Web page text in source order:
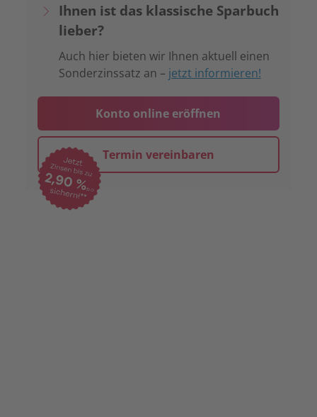
Ihnen ist das klassische Sparbuch
lieber?
Auch hier bieten wir Ihnen aktuell einen
Sonderzinssatz an – jetzt informieren!
Konto online eröffnen
Termin vereinbaren